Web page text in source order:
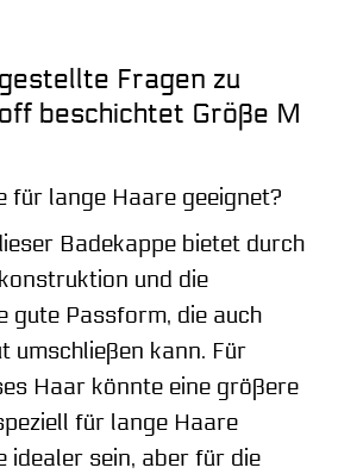
Fragen zu
beschichtet Größe M
für lange Haare geeignet?
Badekappe bietet durch
und die
gute Passform, die auch
umschließen kann. Für
Haar könnte eine größere
für lange Haare
idealer sein, aber für die